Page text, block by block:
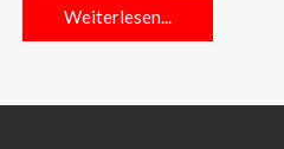
Weiterlesen...